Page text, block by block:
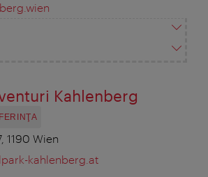
Kahlenberg
1190 Wien
kahlenberg.at